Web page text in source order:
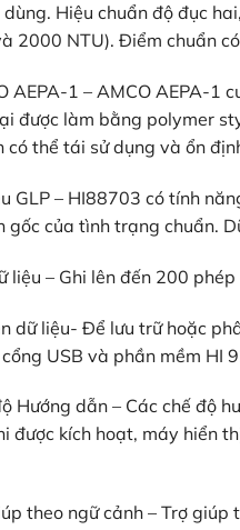
dùng. Hiệu chuẩn độ đục
2000 NTU). Điểm chuẩn
AEPA-1 – AMCO AEPA-1
được làm bằng polymer
có thể tái sử dụng và ổn
GLP – HI88703 có tính
gốc của tình trạng chuẩn.
liệu – Ghi lên đến 200
dữ liệu- Để lưu trữ hoặc
USB và phần mềm HI
Hướng dẫn​ – Các chế độ
được kích hoạt, máy hiển
theo ngữ cảnh – Trợ giúp